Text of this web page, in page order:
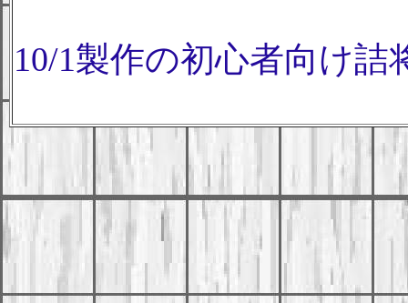
10/1製作の初心者向け詰